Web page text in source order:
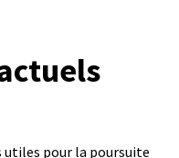
pour la poursuite